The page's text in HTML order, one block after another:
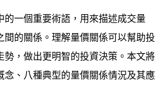
的一個重要術語，用來描述成交量
間的關係。理解量價關係可以幫助投
勢，做出更明智的投資決策。本文將
念、八種典型的量價關係情況及其應